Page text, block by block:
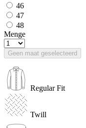
46
47
48
Menge
Geen maat geselecteerd
Regular Fit
Twill